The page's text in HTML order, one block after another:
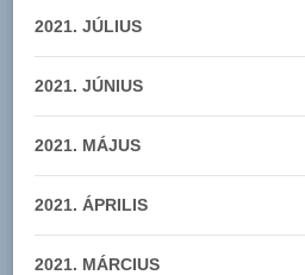
2021. JÚLIUS
2021. JÚNIUS
2021. MÁJUS
2021. ÁPRILIS
2021. MÁRCIUS